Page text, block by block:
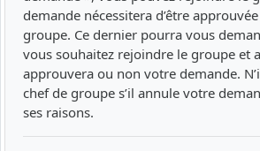
demande nécessitera d’être
groupe. Ce dernier pourra vous
vous souhaitez rejoindre le groupe et
approuvera ou non votre demande.
chef de groupe s’il annule votre
ses raisons.